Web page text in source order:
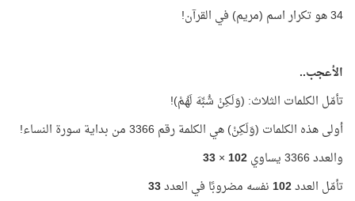
34 هو تكرار اسم (مريم) في القرآن!
الأعجب..
تأمّل الكلمات الثلاث: (وَلَكِنْ شُبِّهَ لَهُمْ)!
أولى هذه الكلمات (وَلَكِنْ) هي الكلمة رقم 3366 من بداية سورة النساء!
والعدد 3366 يساوي
102
×
33
تأمّل العدد102نفسه مضروبًا في العدد33